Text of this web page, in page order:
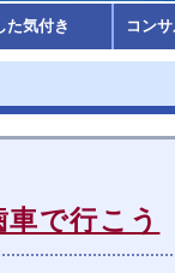
た気付き コン
で行こう